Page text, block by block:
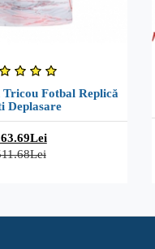
Fotbal Replică
Deplasare